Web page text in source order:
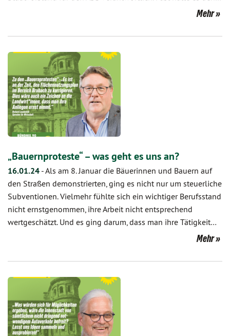
Mehr
„Bauernproteste“ – was geht es uns an?
16.01.24 -Als am 8. Januar die Bäuerinnen und Bauern auf
den Straßen demonstrierten, ging es nicht nur um steuerliche
Subventionen. Vielmehr fühlte sich ein wichtiger Berufsstand
nicht ernstgenommen, ihre Arbeit nicht entsprechend
wertgeschätzt. Und es ging darum, dass man ihre Tätigkeit…
Mehr